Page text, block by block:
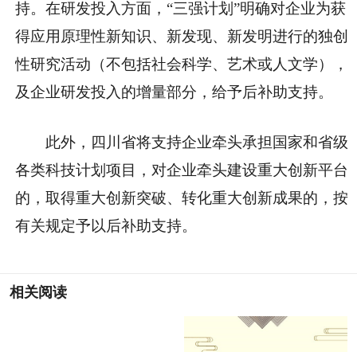
持。在研发投入方面，“三强计划”明确对企业为获
得应用原理性新知识、新发现、新发明进行的独创
性研究活动（不包括社会科学、艺术或人文学），
及企业研发投入的增量部分，给予后补助支持。
此外，四川省将支持企业牵头承担国家和省级
各类科技计划项目，对企业牵头建设重大创新平台
的，取得重大创新突破、转化重大创新成果的，按
有关规定予以后补助支持。
相关阅读